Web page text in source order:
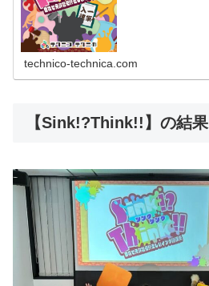
technico-technica.com
【Sink!?Think!!】の結果